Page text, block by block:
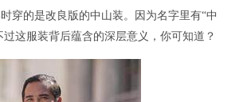
穿的是改良版的中山装。因为名字里有“中
这服装背后蕴含的深层意义，你可知道？